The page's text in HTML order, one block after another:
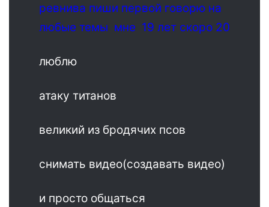
ревнива пиши первой говорю на
любые темы мне 19 лет скоро 20
люблю
атаку титанов
великий из бродячих псов
снимать видео(создавать видео)
и просто общаться